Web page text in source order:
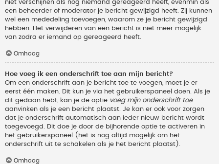
niet verschijnen als nog niemand gereageerd heeft, evenmin als
een beheerder of moderator je bericht gewijzigd heeft. Zij kunnen
wel een mededeling toevoegen, waarom ze je bericht gewijzigd
hebben. Het verwijderen van een bericht is niet meer mogelijk
van zodra er iemand op gereageerd heeft.
Omhoog
Hoe voeg ik een onderschrift toe aan mijn bericht?
Om een onderschrift aan je bericht toe te voegen, moet je er
eerst één maken. Dit kun je via het gebruikerspaneel doen. Als je
dit gedaan hebt, kan je de optie voeg mijn onderschrift toe
aanvinken als je een bericht plaatst. Je kan er ook voor zorgen
dat je onderschrift automatisch aan ieder nieuw bericht wordt
toegevoegd. Dit doe je door de bijhorende optie te activeren in
het gebruikerspaneel (het is nog altijd mogelijk om het
onderschrift uit te schakelen als je het bericht plaatst).
Omhoog